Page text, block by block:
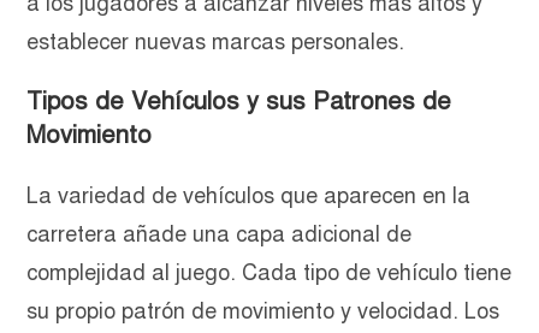
establecer nuevas marcas personales.
Tipos de Vehículos y sus Patrones de
Movimiento
La variedad de vehículos que aparecen en la
carretera añade una capa adicional de
complejidad al juego. Cada tipo de vehículo tiene
su propio patrón de movimiento y velocidad. Los